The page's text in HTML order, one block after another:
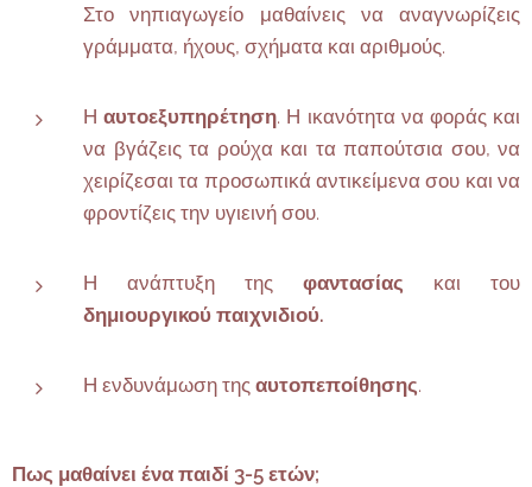
Στο νηπιαγωγείο μαθαίνεις να αναγνωρίζεις
γράμματα, ήχους, σχήματα και αριθμούς.
Ηαυτοεξυπηρέτηση. Η ικανότητα να φοράς και
να βγάζεις τα ρούχα και τα παπούτσια σου, να
χειρίζεσαι τα προσωπικά αντικείμενα σου και να
φροντίζεις την υγιεινή σου.
Η ανάπτυξη της φαντασίας και του
δημιουργικού παιχνιδιού.
Η ενδυνάμωση της αυτοπεποίθησης.
Πως μαθαίνει ένα παιδί 3-5 ετών;